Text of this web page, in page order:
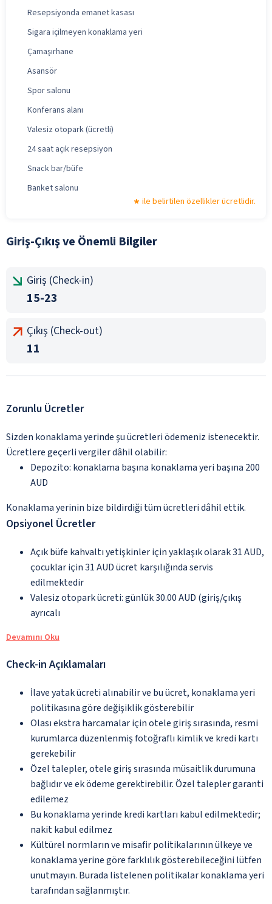
Resepsiyonda emanet kasası
Sigara içilmeyen konaklama yeri
Çamaşırhane
Asansör
Spor salonu
Konferans alanı
Valesiz otopark (ücretli)
24 saat açık resepsiyon
Snack bar/büfe
Banket salonu
ile belirtilen özellikler ücretlidir.
Giriş-Çıkış ve Önemli Bilgiler
Giriş (Check-in)
15-23
Çıkış (Check-out)
11
Zorunlu Ücretler
Sizden konaklama yerinde şu ücretleri ödemeniz istenecektir.
Ücretlere geçerli vergiler dâhil olabilir:
Depozito: konaklama başına konaklama yeri başına 200
AUD
Konaklama yerinin bize bildirdiği tüm ücretleri dâhil ettik.
Opsiyonel Ücretler
Açık büfe kahvaltı yetişkinler için yaklaşık olarak 31 AUD,
çocuklar için 31 AUD ücret karşılığında servis
edilmektedir
Valesiz otopark ücreti: günlük 30.00 AUD (giriş/çıkış
ayrıcalı
Devamını Oku
Check-in Açıklamaları
İlave yatak ücreti alınabilir ve bu ücret, konaklama yeri
politikasına göre değişiklik gösterebilir
Olası ekstra harcamalar için otele giriş sırasında, resmi
kurumlarca düzenlenmiş fotoğraflı kimlik ve kredi kartı
gerekebilir
Özel talepler, otele giriş sırasında müsaitlik durumuna
bağlıdır ve ek ödeme gerektirebilir. Özel talepler garanti
edilemez
Bu konaklama yerinde kredi kartları kabul edilmektedir;
nakit kabul edilmez
Kültürel normların ve misafir politikalarının ülkeye ve
konaklama yerine göre farklılık gösterebileceğini lütfen
unutmayın. Burada listelenen politikalar konaklama yeri
tarafından sağlanmıştır.